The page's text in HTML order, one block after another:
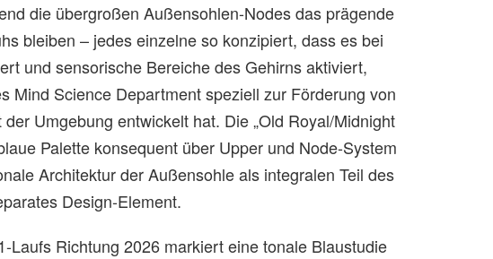
die übergroßen Außensohlen-Nodes das prägende
bleiben – jedes einzelne so konzipiert, dass es bei
und sensorische Bereiche des Gehirns aktiviert,
Mind Science Department speziell zur Förderung von
Umgebung entwickelt hat. Die „Old Royal/Midnight
Palette konsequent über Upper und Node-System
Architektur der Außensohle als integralen Teil des
Design-Element.
Laufs Richtung 2026 markiert eine tonale Blaustudie